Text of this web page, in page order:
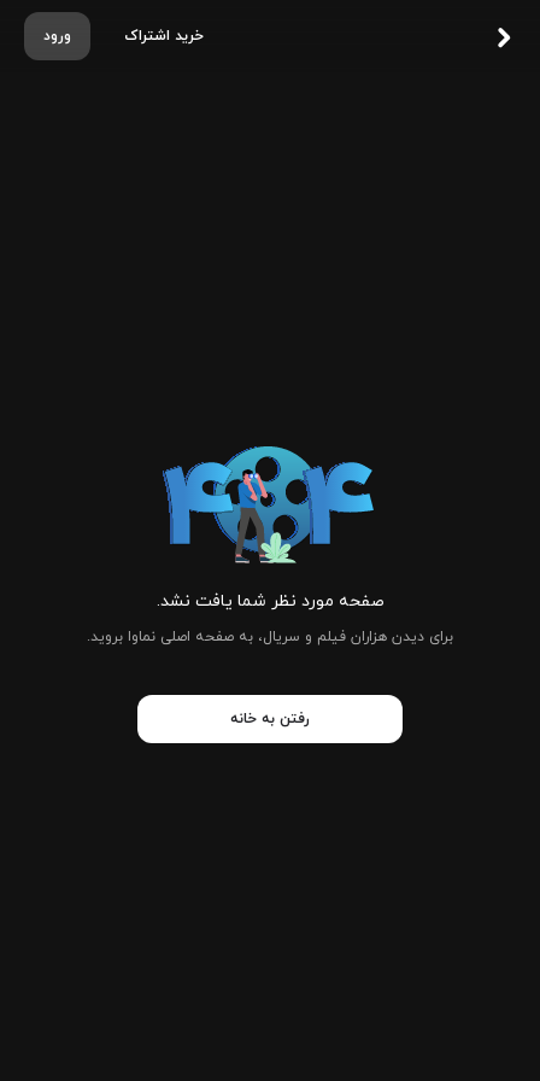
ورود خرید اشتراک
صفحه مورد نظر شما یافت نشد.
برای دیدن هزاران فیلم و سریال، به صفحه اصلی نماوا بروید.
رفتن به خانه